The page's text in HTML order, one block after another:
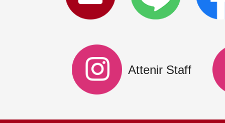
Attenir Staff